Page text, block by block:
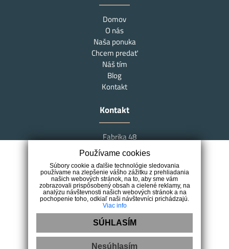
Domov
O nás
Naša ponuka
Chcem predať
Náš tím
Blog
Kontakt
Kontakt
Fabrika 48
Južná trieda 48
040 01 Košice
+421 907 450 248
info@marksreal.sk
Používame cookies
Súbory cookie a ďalšie technológie sledovania
používame na zlepšenie vášho zážitku z prehliadania
našich webových stránok, na to, aby sme vám
zobrazovali prispôsobený obsah a cielené reklamy, na
analýzu návštevnosti našich webových stránok a na
pochopenie toho, odkiaľ naši návštevníci prichádzajú.
Viac info
SÚHLASÍM
Nesúhlasím